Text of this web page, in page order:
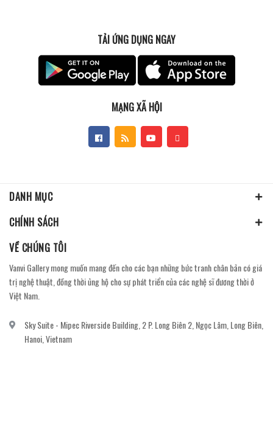
TẢI ỨNG DỤNG NGAY
MẠNG XÃ HỘI
DANH MỤC
CHÍNH SÁCH
VỀ CHÚNG TÔI
Vanvi Gallery mong muốn mang đến cho các bạn những bức tranh chân bản có giá
trị nghệ thuật, đồng thời ủng hộ cho sự phát triển của các nghệ sĩ đương thời ở
Việt Nam.
Sky Suite - Mipec Riverside Building, 2 P. Long Biên 2, Ngọc Lâm, Long Biên,
Hanoi, Vietnam